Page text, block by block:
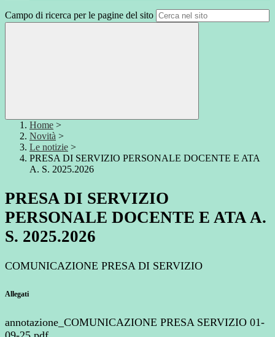
Campo di ricerca per le pagine del sito
Home >
Novità >
Le notizie >
PRESA DI SERVIZIO PERSONALE DOCENTE E ATA
A. S. 2025.2026
PRESA DI SERVIZIO
PERSONALE DOCENTE E ATA A.
S. 2025.2026
COMUNICAZIONE PRESA DI SERVIZIO
Allegati
annotazione_COMUNICAZIONE PRESA SERVIZIO 01-